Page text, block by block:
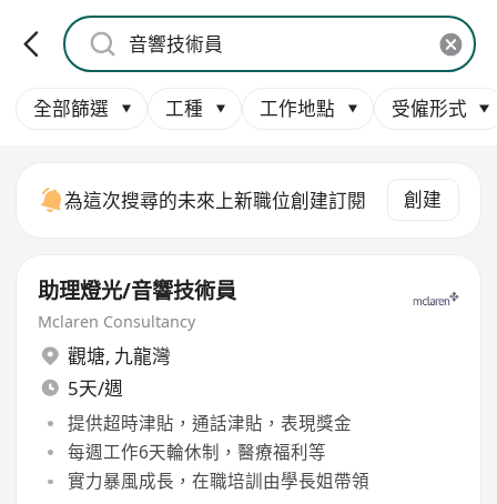
全部篩選 工種 工作地點 受僱形式
為這次搜尋的未來上新職位創建訂閱 創建
助理燈光/音響技術員
Mclaren Consultancy
觀塘, 九龍灣
5天/週
提供超時津貼，通話津貼，表現獎金
每週工作6天輪休制，醫療福利等
實力暴風成長，在職培訓由學長姐帶領